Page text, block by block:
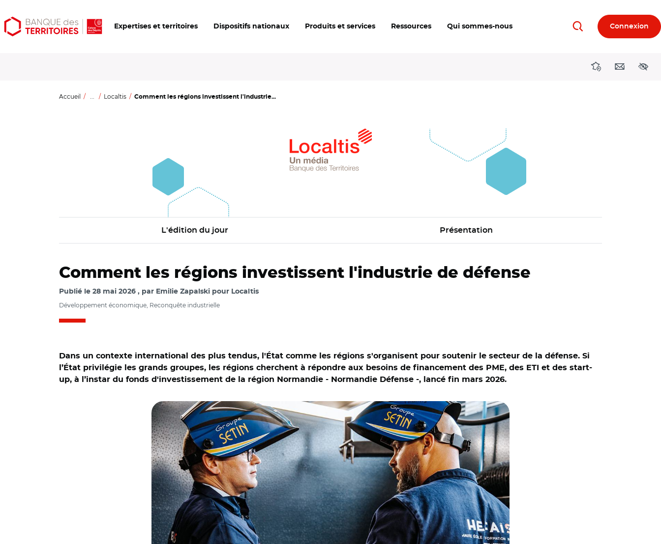
Aller
au
Aller
au
Ouvrir
les
Expertises et territoires Dispositifs nationaux Produits et services Ressources Qui sommes-nous RechercherConnexion
DirectionsContact
Accueil ... Localtis Comment les régions investissent l'industrie...
L'édition du jour Présentation
Comment les régions investissent l'industrie de défense
Publié le 28 mai 2026 par Emilie Zapalski pour Localtis
Développement économique, Reconquête industrielle
Dans un contexte international des plus tendus, l'État comme les régions s'organisent pour soutenir le secteur de la défense. Si
l’État privilégie les grands groupes, les régions cherchent à répondre aux besoins de financement des PME, des ETI et des start-
up, à l’instar du fonds d'investissement de la région Normandie - Normandie Défense -, lancé fin mars 2026.